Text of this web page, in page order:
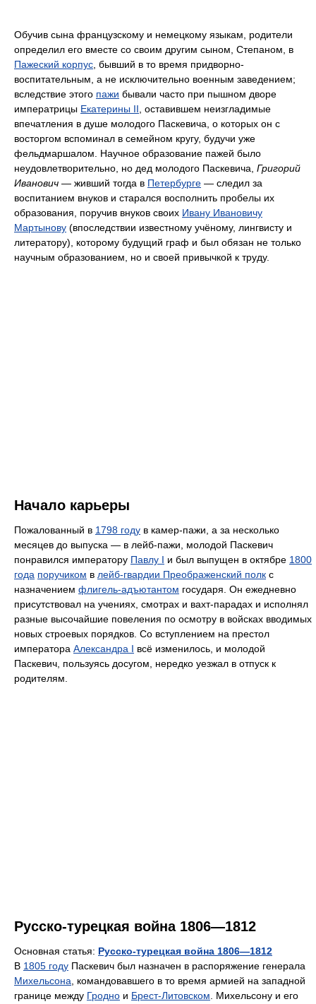
Обучив сына французскому и немецкому языкам, родители
определил его вместе со своим другим сыном, Степаном, в
Пажеский корпус , бывший в то время придворно-
воспитательным, а не исключительно военным заведением;
вследствие этого пажи бывали часто при пышном дворе
императрицы Екатерины II , оставившем неизгладимые
впечатления в душе молодого Паскевича, о которых он с
восторгом вспоминал в семейном кругу, будучи уже
фельдмаршалом. Научное образование пажей было
неудовлетворительно, но дед молодого Паскевича, Григорий
Иванович — живший тогда в Петербурге — следил за
воспитанием внуков и старался восполнить пробелы их
образования, поручив внуков своих Ивану Ивановичу
Мартынову (впоследствии известному учёному, лингвисту и
литератору), которому будущий граф и был обязан не только
научным образованием, но и своей привычкой к труду.
Начало карьеры
Пожалованный в 1798 году в камер-пажи, а за несколько
месяцев до выпуска — в лейб-пажи, молодой Паскевич
понравился императору Павлу I и был выпущен в октябре 1800
года поручиком в лейб-гвардии Преображенский полк с
назначением флигель-адъютантом государя. Он ежедневно
присутствовал на учениях, смотрах и вахт-парадах и исполнял
разные высочайшие повеления по осмотру в войсках вводимых
новых строевых порядков. Со вступлением на престол
императора Александра I всё изменилось, и молодой
Паскевич, пользуясь досугом, нередко уезжал в отпуск к
родителям.
Русско-турецкая война 1806—1812
Основная статья: Русско-турецкая война 1806—1812
В 1805 году Паскевич был назначен в распоряжение генерала
Михельсона , командовавшего в то время армией на западной
границе между Гродно и Брест-Литовском . Михельсону и его